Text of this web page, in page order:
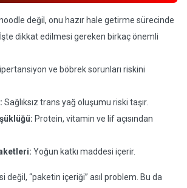
değil, onu hazır hale getirme sürecinde
dikkat edilmesi gereken birkaç önemli
ve böbrek sorunları riskini
Sağlıksız trans yağ oluşumu riski taşır.
Protein, vitamin ve lif açısından
Yoğun katkı maddesi içerir.
değil, “paketin içeriği” asıl problem. Bu da